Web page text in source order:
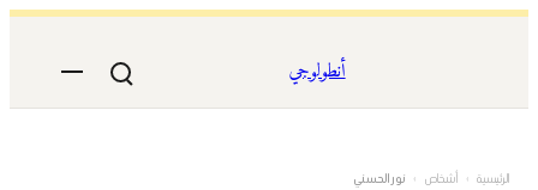
المحتوى
أنطولوجي
الرئيسية › أشخاص › نور الحسني